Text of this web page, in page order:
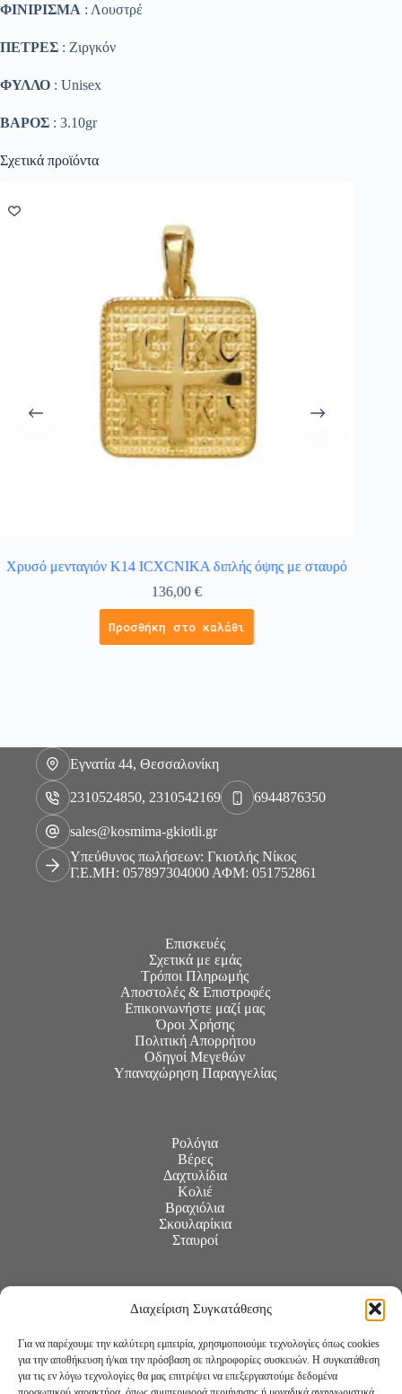
Διαχείριση Συγκατάθεσης
Για να παρέχουμε την καλύτερη εμπειρία, χρησιμοποιούμε τεχνολογίες όπως cookies
για την αποθήκευση ή/και την πρόσβαση σε πληροφορίες συσκευών. Η συγκατάθεση
για τις εν λόγω τεχνολογίες θα μας επιτρέψει να επεξεργαστούμε δεδομένα
ΦΙΝΙΡΙΣΜΑ : Λουστρέ
ΠΕΤΡΕΣ : Ζιργκόν
ΦΥΛΛΟ : Unisex
ΒΑΡΟΣ : 3.10gr
Σχετικά προϊόντα
Χρυσό μενταγιόν Κ14 ICXCNIKA διπλής όψης με σταυρό
136,00€
Προσθήκη στο καλάθι
Εγνατία 44, Θεσσαλονίκη
2310524850, 2310542169 6944876350
sales@kosmima-gkiotli.gr
Υπεύθυνος πωλήσεων: Γκιοτλής Νίκος
Γ.Ε.ΜΗ: 057897304000 ΑΦΜ: 051752861
Επισκευές
Σχετικά με εμάς
Τρόποι Πληρωμής
Αποστολές & Επιστροφές
Επικοινωνήστε μαζί μας
Όροι Χρήσης
Πολιτική Απορρήτου
Οδηγοί Μεγεθών
Υπαναχώρηση Παραγγελίας
Ρολόγια
Βέρες
Δαχτυλίδια
Κολιέ
Βραχιόλια
Σκουλαρίκια
Σταυροί